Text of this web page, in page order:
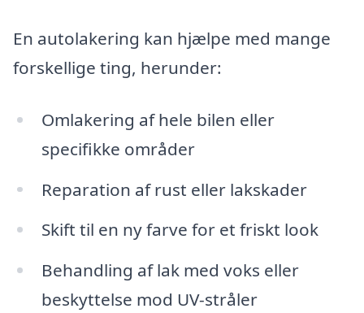
En autolakering kan hjælpe med mange
forskellige ting, herunder:
Omlakering af hele bilen eller
specifikke områder
Reparation af rust eller lakskader
Skift til en ny farve for et friskt look
Behandling af lak med voks eller
beskyttelse mod UV-stråler